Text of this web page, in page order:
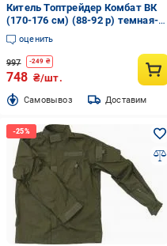
Китель Топтрейдер Комбат ВК
(170-176 см) (88-92 р) темная-
олива р.S
оценить
997 -249 ₴
748 ₴/шт.
Cамовывоз Доставим